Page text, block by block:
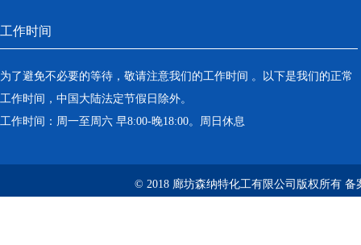
工作时间
为了避免不必要的等待，敬请注意我们的工作时间 。以下是我们的正常
工作时间，中国大陆法定节假日除外。
工作时间：周一至周六 早8:00-晚18:00。周日休息
© 2018 廊坊森纳特化工有限公司版权所有 备